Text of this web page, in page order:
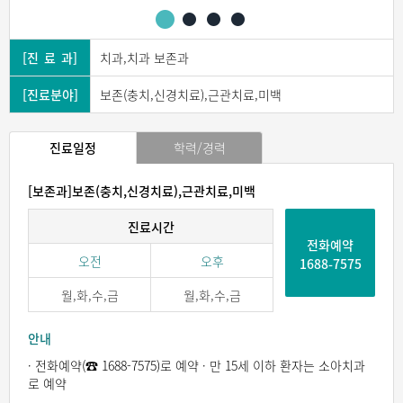
[진 료 과] 치과,치과 보존과
[진료분야] 보존(충치,신경치료),근관치료,미백
진료일정 학력/경력
[보존과]보존(충치,신경치료),근관치료,미백
진료시간
오전
오후
월,화,수,금
월,화,수,금
전화예약
1688-7575
안내
· 전화예약(☎ 1688-7575)로 예약 · 만 15세 이하 환자는 소아치과
로 예약